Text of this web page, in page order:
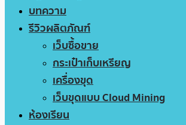
บทความ
รีวิวผลิตภัณฑ์
เว็บซื้อขาย
กระเป๋าเก็บเหรียญ
เครื่องขุด
เว็บขุดแบบ Cloud Mining
ห้องเรียน